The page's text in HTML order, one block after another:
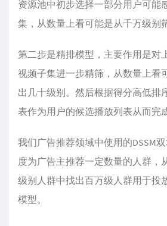
资源池中初步选择一部分用户可能
集，从数量上看可能是从千万级别
第二步是精排模型，主要作用是对
视频子集进一步精筛，从数量上看
出几十级别。然后根据得分高低排
表作为用户的候选播放列表从而完
我们广告推荐领域中使用的DSSM
度为广告主推荐一定数量的人群，
级别人群中找出百万级人群用于投
模型。